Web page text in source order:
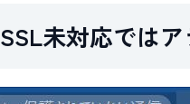
SSL未対応では